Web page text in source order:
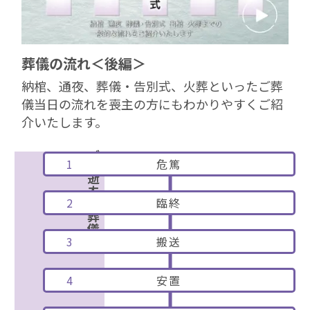
葬儀の流れ＜後編＞
納棺、通夜、葬儀・告別式、火葬といったご葬
儀当日の流れを喪主の方にもわかりやすくご紹
介いたします。
ご逝去〜葬儀前
1 危篤
2 臨終
3 搬送
4 安置